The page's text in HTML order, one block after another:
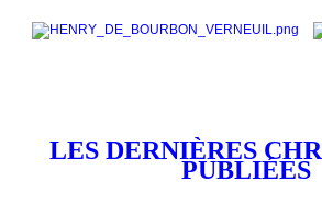
LES DERNIÈRES
PUBLIÉES